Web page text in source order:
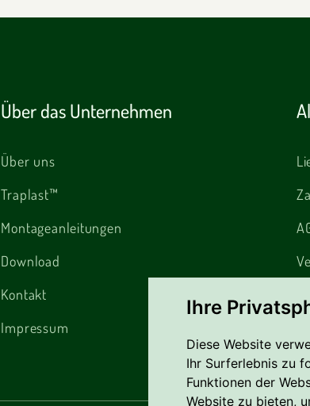
Ihre
Diese Website
Ihr Surferlebnis zu
Funktionen der
Website zu bieten,
Über das Unternehmen
Über uns
Traplast™
Montageanleitungen
Download
Kontakt
Impressum